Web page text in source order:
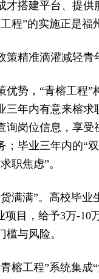
才搭建平台、提
程”的实施正是福
策精准滴灌减轻青
优势，“青榕工程”
三年内有意来榕
询岗位信息，享
；毕业三年内的“
职焦虑”。
满满”。高校毕
项目，给予3万-10
与风险。
榕工程”系统集成